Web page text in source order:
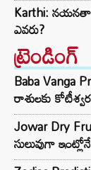
Karthi:
ఎవరు?
ట్రెండింగ్‌
Baba Vanga
రాశులకు
Jowar Dry
సులువుగా